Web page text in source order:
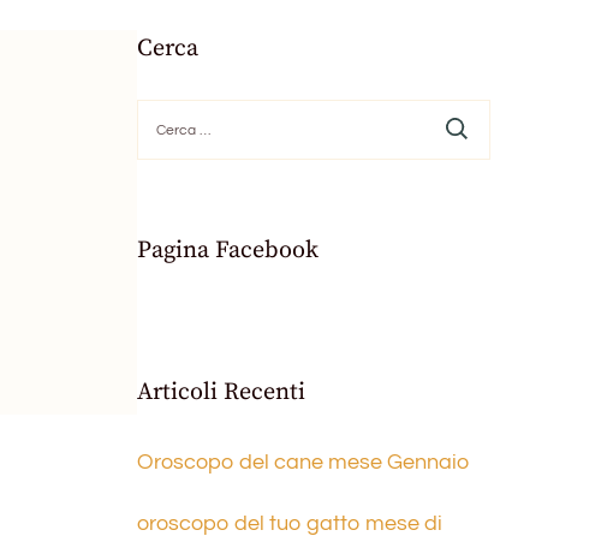
Cerca
per:
Pagina Facebook
Articoli Recenti
Oroscopo del cane mese Gennaio
oroscopo del tuo gatto mese di